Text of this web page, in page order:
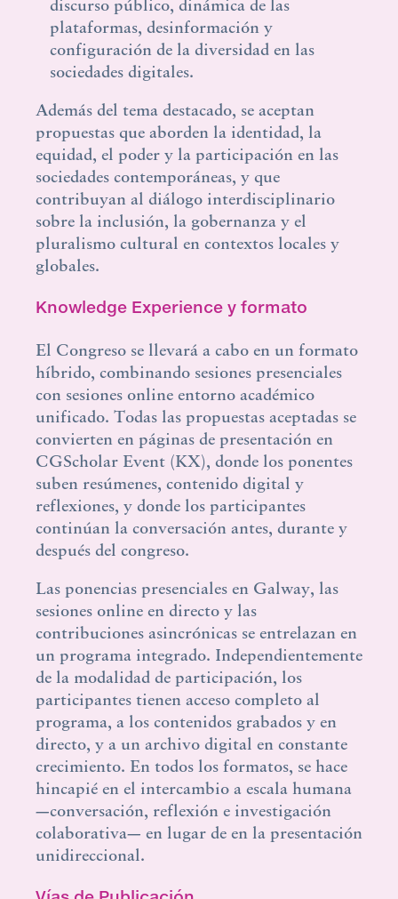
discurso público, dinámica de las
plataformas, desinformación y
configuración de la diversidad en las
sociedades digitales.
Además del tema destacado, se aceptan
propuestas que aborden la identidad, la
equidad, el poder y la participación en las
sociedades contemporáneas, y que
contribuyan al diálogo interdisciplinario
sobre la inclusión, la gobernanza y el
pluralismo cultural en contextos locales y
globales.
Knowledge Experience y formato
El Congreso se llevará a cabo en un formato
híbrido, combinando sesiones presenciales
con sesiones online entorno académico
unificado. Todas las propuestas aceptadas se
convierten en páginas de presentación en
CGScholar Event (KX), donde los ponentes
suben resúmenes, contenido digital y
reflexiones, y donde los participantes
continúan la conversación antes, durante y
después del congreso.
Las ponencias presenciales en Galway, las
sesiones online en directo y las
contribuciones asincrónicas se entrelazan en
un programa integrado. Independientemente
de la modalidad de participación, los
participantes tienen acceso completo al
programa, a los contenidos grabados y en
directo, y a un archivo digital en constante
crecimiento. En todos los formatos, se hace
hincapié en el intercambio a escala humana
—conversación, reflexión e investigación
colaborativa— en lugar de en la presentación
unidireccional.